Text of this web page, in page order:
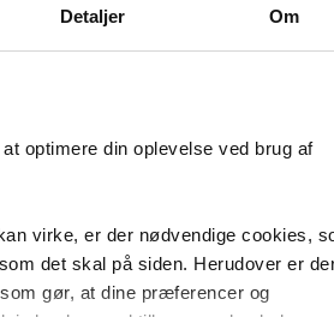
Detaljer Om
optimere din oplevelse ved brug af
virke, er der nødvendige cookies,
det skal på siden. Herudover er
gør, at dine præferencer og
komplet pakke
Køb